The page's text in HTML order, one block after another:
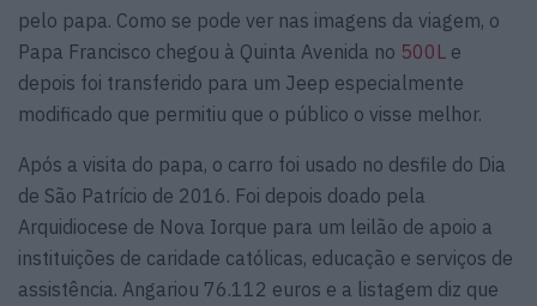
pelo papa. Como se pode ver nas imagens da viagem, o
Papa Francisco chegou à Quinta Avenida no 500L e
depois foi transferido para um Jeep especialmente
modificado que permitiu que o público o visse melhor.
Após a visita do papa, o carro foi usado no desfile do Dia
de São Patrício de 2016. Foi depois doado pela
Arquidiocese de Nova Iorque para um leilão de apoio a
instituições de caridade católicas, educação e serviços de
assistência. Angariou 76.112 euros e a listagem diz que